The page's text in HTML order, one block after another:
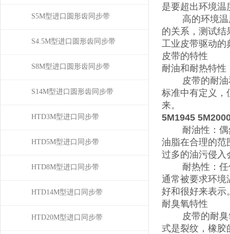
S5M型进口圆形齿同步带
S4.5M型进口圆形齿同步带
S8M型进口圆形齿同步带
S14M型进口圆形齿同步带
HTD3M型进口同步带
HTD5M型进口同步带
HTD8M型进口同步带
HTD14M型进口同步带
HTD20M型进口同步带
是要超出环境温
高的环境温度
的关系，测试
工业皮带驱动
皮带的特性
耐油和耐热特性
皮带的耐油和
标准中有定义，
来。
5M1945
耐油性：偶然
油脂在合理的范
过多的油污侵入
耐热性：任何
通常被要求环
好和很好来表示
耐臭氧特性
皮带的耐臭氧
式是裂纹，橡胶